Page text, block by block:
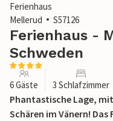
Ferienhaus
Mellerud
S57126
Ferienhaus -
Schweden
6 Gäste 3 Schlafzimmer
Phantastische Lage,
Schären im Vänern!